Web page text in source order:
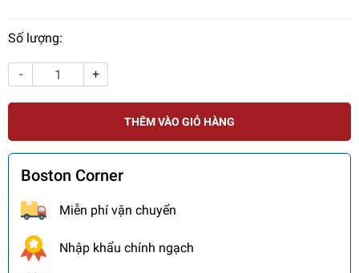
Số lượng:
- +
THÊM VÀO GIỎ HÀNG
Boston Corner
Miễn phí vận chuyển
Nhập khẩu chính ngạch